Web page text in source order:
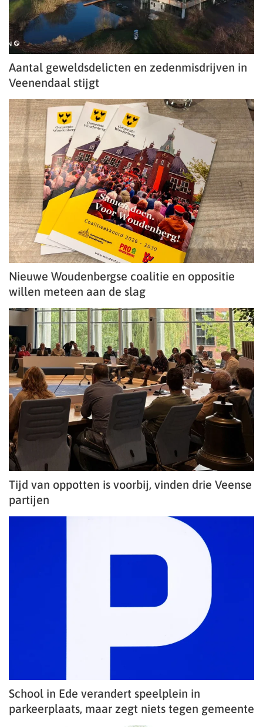
Aantal geweldsdelicten en zedenmisdrijven in
Veenendaal stijgt
Nieuwe Woudenbergse coalitie en oppositie
willen meteen aan de slag
Tijd van oppotten is voorbij, vinden drie Veense
partijen
School in Ede verandert speelplein in
parkeerplaats, maar zegt niets tegen gemeente